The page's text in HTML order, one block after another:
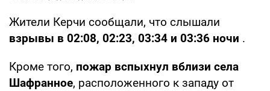
Жители Керчи сообщали, что слышали
взрывы в 02:08, 02:23, 03:34 и 03:36 ночи .
Кроме того, пожар вспыхнул вблизи села
Шафранное, расположенного к западу от